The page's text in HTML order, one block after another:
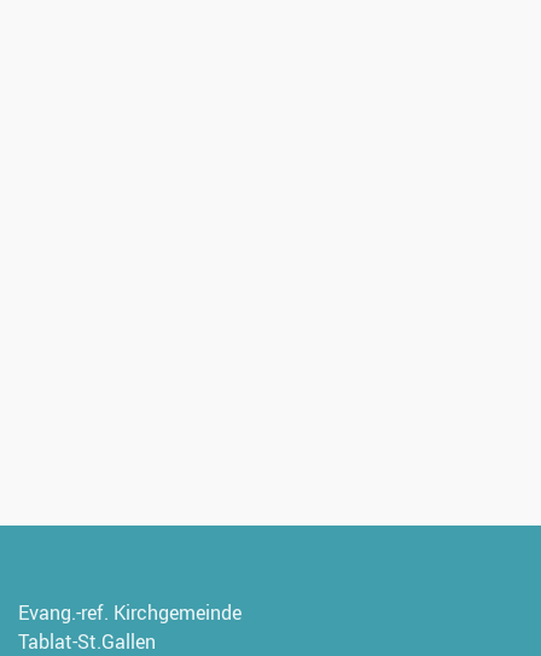
Evang.-ref. Kirchgemeinde
Tablat-St.Gallen